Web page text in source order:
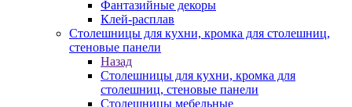
Фантазийные декоры
Клей-расплав
Столешницы для кухни, кромка для столешниц,
стеновые панели
Назад
Столешницы для кухни, кромка для
столешниц, стеновые панели
Столешницы мебельные